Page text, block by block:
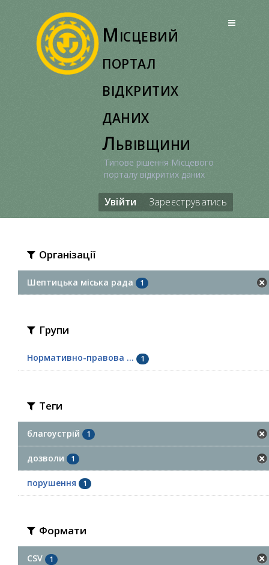
Місцевий
портал
відкритих
даних
Львівщини
Типове рішення Місцевого
порталу відкритих даних
Увійти Зареєструватись
Організації
Шептицька міська рада 1
Групи
Нормативно-правова ... 1
Теги
благоустрій 1
дозволи 1
порушення 1
Формати
CSV 1